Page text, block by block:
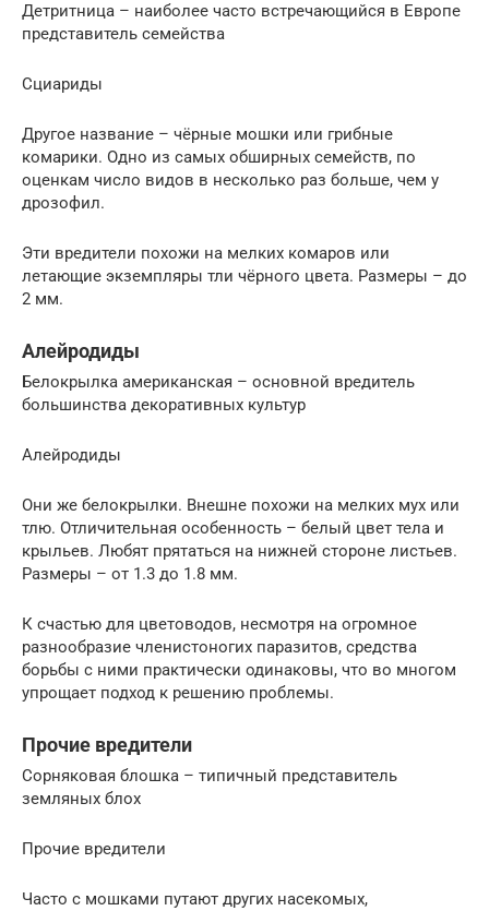
Детритница – наиболее часто встречающийся в Европе
представитель семейства
Сциариды
Другое название – чёрные мошки или грибные
комарики. Одно из самых обширных семейств, по
оценкам число видов в несколько раз больше, чем у
дрозофил.
Эти вредители похожи на мелких комаров или
летающие экземпляры тли чёрного цвета. Размеры – до
2 мм.
Алейродиды
Белокрылка американская – основной вредитель
большинства декоративных культур
Алейродиды
Они же белокрылки. Внешне похожи на мелких мух или
тлю. Отличительная особенность – белый цвет тела и
крыльев. Любят прятаться на нижней стороне листьев.
Размеры – от 1.3 до 1.8 мм.
К счастью для цветоводов, несмотря на огромное
разнообразие членистоногих паразитов, средства
борьбы с ними практически одинаковы, что во многом
упрощает подход к решению проблемы.
Прочие вредители
Сорняковая блошка – типичный представитель
земляных блох
Прочие вредители
Часто с мошками путают других насекомых,